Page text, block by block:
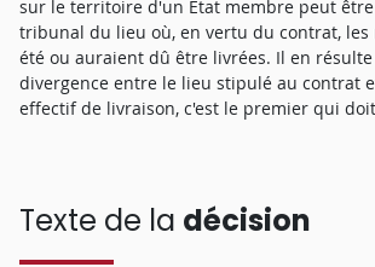
sur le territoire d'un Etat membre peut
tribunal du lieu où, en vertu du contrat, les
été ou auraient dû être livrées. Il en
divergence entre le lieu stipulé au contrat
effectif de livraison, c'est le premier qui
Texte de la décision